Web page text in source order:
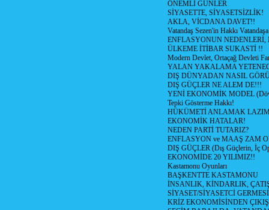
ÖNEMLİ GÜNLER
SİYASETTE, SİYASETSİZLİK!
AKLA, VİCDANA DAVET!!
Vatandaş Sezen'in Hakkı
ENFLASYONUN NEDENLERİ,
ÜLKEME İTİBAR SUKASTİ !!
Modern Devlet, Ortaçağ Devleti
YALAN YAKALAMA
DIŞ DÜNYADAN NASIL
DIŞ GÜÇLER NE ALEM DE!!!
YENİ EKONOMİK MODEL
Tepki Gösterme Hakkı!
HÜKÜMETİ ANLAMAK
EKONOMİK HATALAR!
NEDEN PARTİ TUTARIZ?
ENFLASYON ve MAAŞ ZAM
DIŞ GÜÇLER (Dış Güçlerin, İç
EKONOMİDE 20 YILIMIZ!!
Kastamonu Oyunları
BAŞKENTTE KASTAMONU
İNSANLIK, KİNDARLIK,
SİYASET/SİYASETCİ
KRİZ EKONOMİSİNDEN ÇIKIŞ